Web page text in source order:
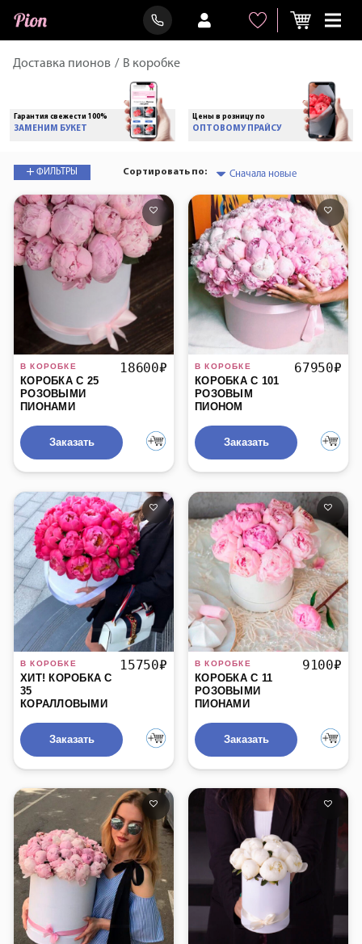
Доставка пионов / В коробке
Фото вашего букета
ПЕРЕД ДОСТАВКОЙ
Доставка от 1 часа
РАБОТАЕМ 24/7
ФИЛЬТРЫ Сортировать по:
БЫСТРЫЙ ПРОСМОТР
КОРОБКА С 25
РОЗОВЫМИ
ПИОНАМИ
18600₽
Заказать
БЫСТРЫЙ ПРОСМОТР
КОРОБКА С 101
РОЗОВЫМ
ПИОНОМ
67950₽
Заказать
БЫСТРЫЙ ПРОСМОТР
ХИТ! КОРОБКА С
35
КОРАЛЛОВЫМИ
15750₽
Заказать
БЫСТРЫЙ ПРОСМОТР
КОРОБКА С 11
РОЗОВЫМИ
ПИОНАМИ
9100₽
Заказать
БЫСТРЫЙ ПРОСМОТР БЫСТРЫЙ ПРОСМОТР